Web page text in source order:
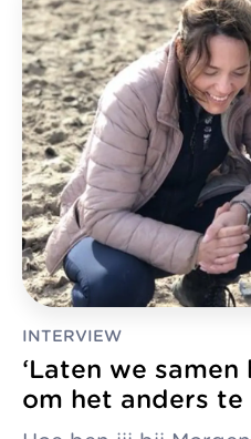
INTERVIEW
‘Laten we
om het anders te